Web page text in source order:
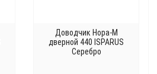
Доводчик Нора-М
дверной 440 ISPARUS
Серебро